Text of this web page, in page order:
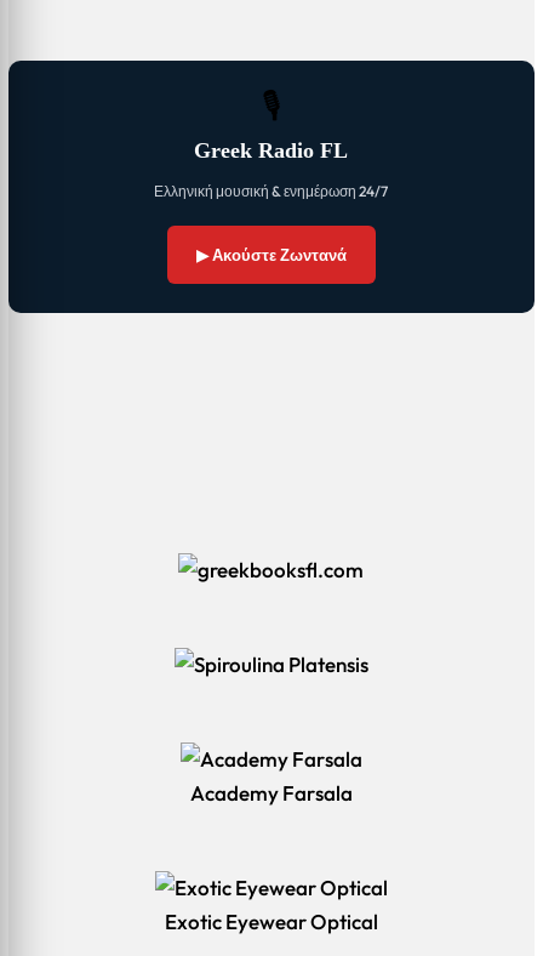
🎙
Greek Radio FL
Ελληνική μουσική & ενημέρωση 24/7
▶ Ακούστε Ζωντανά
Academy Farsala
Exotic Eyewear Optical